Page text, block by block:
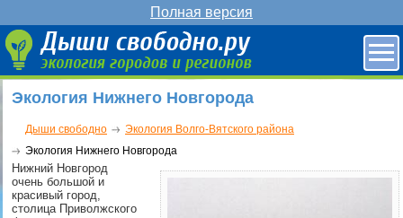
Полная версия
Экология Нижнего Новгорода
Дыши свободно
Экология Волго-Вятского района
Экология Нижнего Новгорода
Нижний Новгород
очень большой и
красивый город,
столица Приволжского